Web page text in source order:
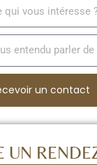
un contact
UN